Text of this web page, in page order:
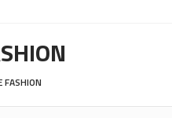
FASHION